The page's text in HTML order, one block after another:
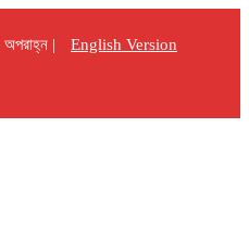
| English Version